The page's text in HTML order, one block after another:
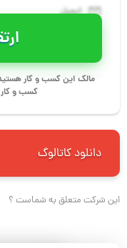
ایمیل
مالک این کسب و کار
کسب و
دانلود کاتالوگ
این شرکت متعلق به شماست ؟